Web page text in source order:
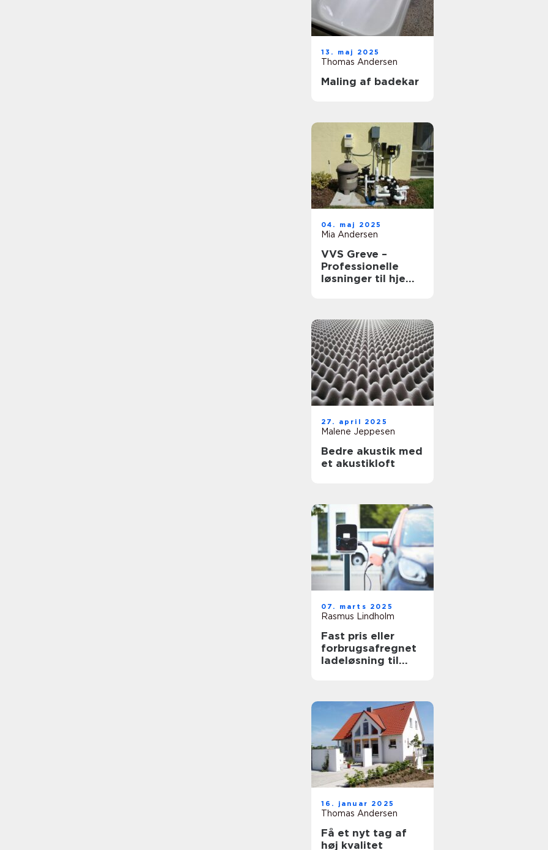
13. maj 2025
Thomas Andersen
Maling af badekar
04. maj 2025
Mia Andersen
VVS Greve –
Professionelle
løsninger til hjem
27. april 2025
Malene Jeppesen
Bedre akustik med
et akustikloft
07. marts 2025
Rasmus Lindholm
Fast pris eller
forbrugsafregnet
ladeløsning til
16. januar 2025
Thomas Andersen
Få et nyt tag af
høj kvalitet